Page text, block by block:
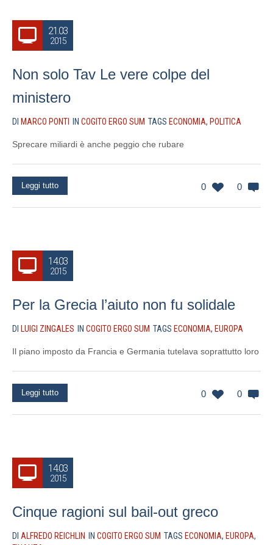
21.03
2015
Non solo Tav Le vere colpe del
ministero
DI MARCO PONTI IN COGITO ERGO SUM TAGS ECONOMIA, POLITICA
Sprecare miliardi è anche peggio che rubare
0 0
Leggi tutto
14.03
2015
Per la Grecia l’aiuto non fu solidale
DI LUIGI ZINGALES IN COGITO ERGO SUM TAGS ECONOMIA, EUROPA
Il piano imposto da Francia e Germania tutelava soprattutto loro
0 0
Leggi tutto
14.03
2015
Cinque ragioni sul bail-out greco
DI ALFREDO REICHLIN IN COGITO ERGO SUM TAGS ECONOMIA, EUROPA,